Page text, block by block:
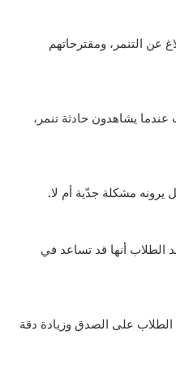
عن التنمر، ومقترحاتهم
يشاهدون حادثة تنمر،
يرونه مشكلة جدّية أم لا.
الطلاب أنها قد تساعد في
الطلاب على الصدق وزيادة دقة